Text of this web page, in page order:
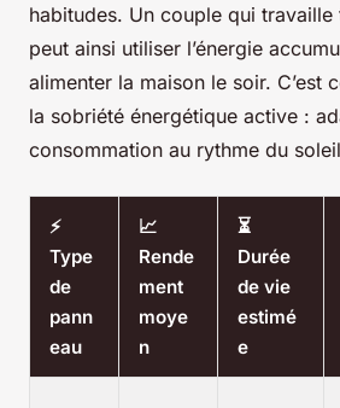
habitudes. Un couple qui travaille
peut ainsi utiliser l’énergie
alimenter la maison le soir. C’est
la sobriété énergétique active :
consommation au rythme du
⚡
Type
de
pann
eau
📈
Rende
ment
moye
n
⏳
Durée
de vie
estimé
e